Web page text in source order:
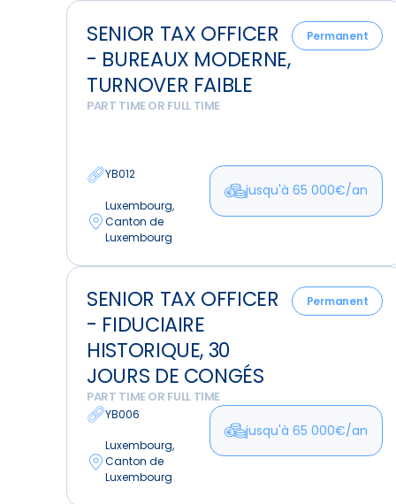
SENIOR TAX OFFICER
- BUREAUX MODERNE,
TURNOVER FAIBLE
Permanent
PART TIME OR FULL TIME
YB012
Luxembourg,
Canton de
Luxembourg
jusqu'à 65 000€/an
Senior
Tax
Officer
Bureaux
faible
SENIOR TAX OFFICER
- FIDUCIAIRE
HISTORIQUE, 30
JOURS DE CONGÉS
Permanent
PART TIME OR FULL TIME
YB006
Luxembourg,
Canton de
Luxembourg
jusqu'à 65 000€/an
Senior
Tax
Officer
Fiduciaire
Historique,
congés